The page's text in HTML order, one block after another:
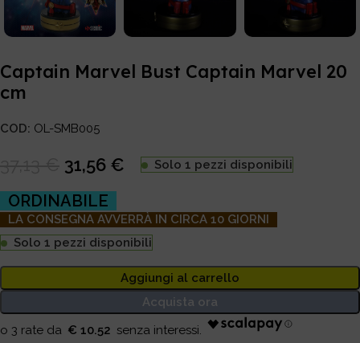
Captain Marvel Bust Captain Marvel 20
cm
COD: OL-SMB005
31,56 € Solo 1 pezzi disponibili
ORDINABILE
LA CONSEGNA AVVERRÀ IN CIRCA 10 GIORNI
Solo 1 pezzi disponibili
Aggiungi al carrello
Acquista ora
€ 10.52